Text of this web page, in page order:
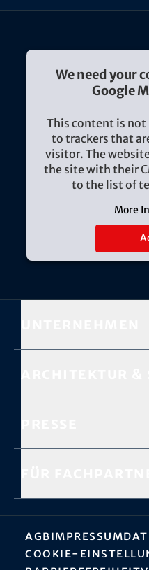
We need your
Google
This content is
to trackers that
visitor. The
the site with their
to the list of
More
AGBImpressum
Cookie-